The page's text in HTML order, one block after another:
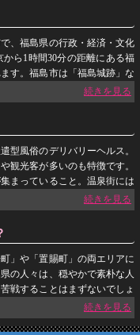
、福島県の行政・経済・文化
ら1時間30分の距離にある福
す。福島市は「福島城跡」な
三大不動産の「中野不動尊」
ど、国の重要文化財に指定さ
泉」「飯坂温泉」「あづま温
を打つ老若男女が後を絶ちま
ゲットにした風俗バイトが盛
り、スキー＆スノボー客が押
イトにやって来る女の子もい
型風俗のデリバリーヘルス。
観光客が多いのも特徴です。
まっていること。温泉街には
ルの宿泊客からの出張依頼が
、市内および周辺エリアで雪
する「福島駅」は、スキーや
のホテルには風俗のバイトで
は季節を問わず高収入を稼げ
募集もアトランダムに跳んで
」や「置賜町」の両エリアに
の人々は、穏やかで素朴な人
戦することはまずないでしょ
きたんですか？」「〇〇から
あ」等々、話が弾みやすく、